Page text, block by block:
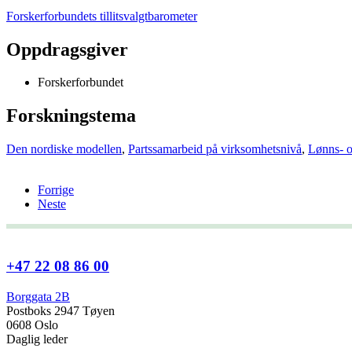
Forskerforbundets tillitsvalgtbarometer
Oppdragsgiver
Forskerforbundet
Forskningstema
Den nordiske modellen, Partssamarbeid på virksomhetsnivå, Lønns-
Forrige
Neste
+47 22 08 86 00
Borggata 2B
Postboks 2947 Tøyen
0608 Oslo
Daglig leder